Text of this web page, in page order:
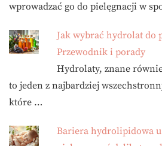
wprowadzać go do pielęgnacji w
Jak wybrać hydrolat do
Przewodnik i porady
Hydrolaty, znane
to jeden z najbardziej
które …
Bariera hydrolipidowa